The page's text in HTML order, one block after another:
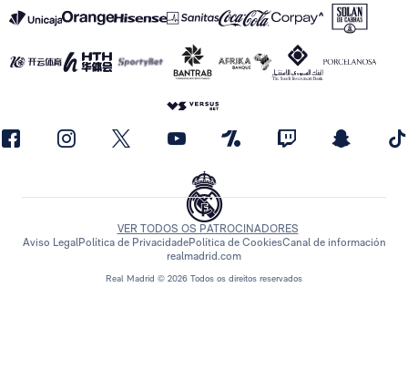
Real Madrid © 2026 Todos os direitos reservados
VER TODOS OS PATROCINADORES
Aviso LegalPolítica de PrivacidadePolítica de CookiesCanal de información
realmadrid.com